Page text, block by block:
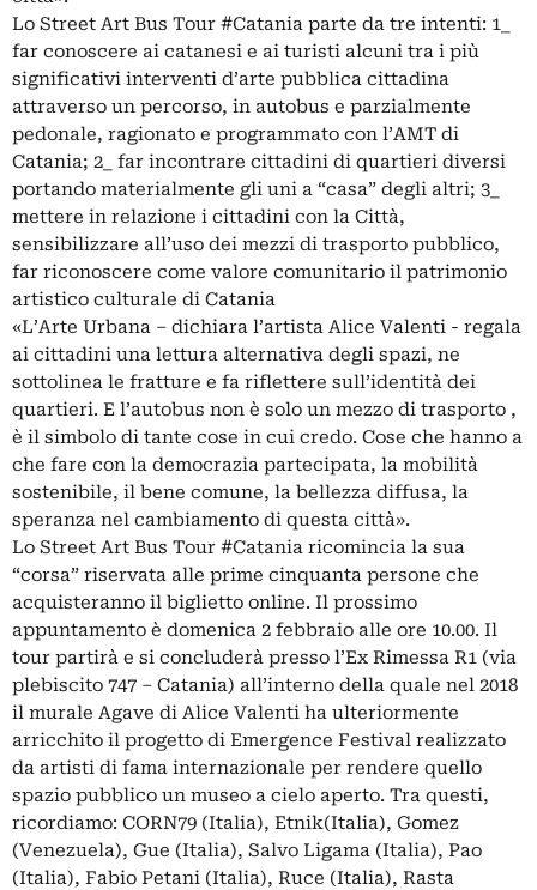
Lo Street Art Bus Tour #Catania parte da tre intenti: 1_
far conoscere ai catanesi e ai turisti alcuni tra i più
significativi interventi d’arte pubblica cittadina
attraverso un percorso, in autobus e parzialmente
pedonale, ragionato e programmato con l’AMT di
Catania; 2_ far incontrare cittadini di quartieri diversi
portando materialmente gli uni a “casa” degli altri; 3_
mettere in relazione i cittadini con la Città,
sensibilizzare all’uso dei mezzi di trasporto pubblico,
far riconoscere come valore comunitario il patrimonio
artistico culturale di Catania
«L’Arte Urbana – dichiara l’artista Alice Valenti - regala
ai cittadini una lettura alternativa degli spazi, ne
sottolinea le fratture e fa riflettere sull’identità dei
quartieri. E l’autobus non è solo un mezzo di trasporto ,
è il simbolo di tante cose in cui credo. Cose che hanno a
che fare con la democrazia partecipata, la mobilità
sostenibile, il bene comune, la bellezza diffusa, la
speranza nel cambiamento di questa città».
Lo Street Art Bus Tour #Catania ricomincia la sua
“corsa” riservata alle prime cinquanta persone che
acquisteranno il biglietto online. Il prossimo
appuntamento è domenica 2 febbraio alle ore 10.00. Il
tour partirà e si concluderà presso l’Ex Rimessa R1 (via
plebiscito 747 – Catania) all’interno della quale nel 2018
il murale Agave di Alice Valenti ha ulteriormente
arricchito il progetto di Emergence Festival realizzato
da artisti di fama internazionale per rendere quello
spazio pubblico un museo a cielo aperto. Tra questi,
ricordiamo: CORN79 (Italia), Etnik(Italia), Gomez
(Venezuela), Gue (Italia), Salvo Ligama (Italia), Pao
(Italia), Fabio Petani (Italia), Ruce (Italia), Rasta